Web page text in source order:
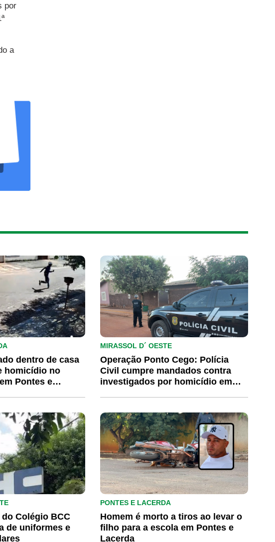
por
a
dentro de casa
homicídio no
Pontes e
MIRASSOL D´ OESTE
Operação Ponto Cego: Polícia
Civil cumpre mandados contra
investigados por homicídio em
Colégio BCC
de uniformes e
PONTES E LACERDA
Homem é morto a tiros ao levar o
filho para a escola em Pontes e
Lacerda